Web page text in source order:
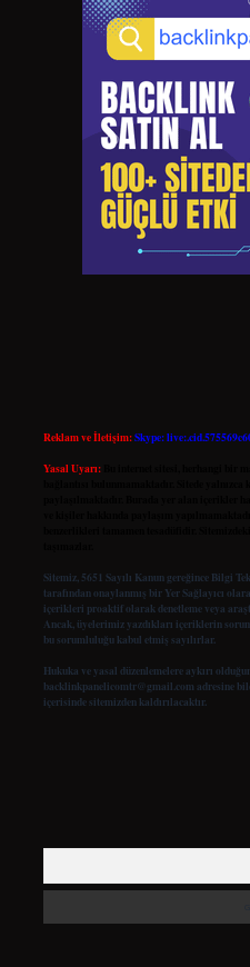
Reklam ve İletişim:Skype:
Yasal Uyarı:
Sitemiz, 5651 Sayılı Kanun gereğince Bilgi
tarafından onaylanmış bir Yer Sağlayıcı
içerikleri proaktif olarak denetleme veya
Ancak, üyelerimiz yazdıkları içeriklerin
bu sorumluluğu kabul etmiş sayılırlar.
Hukuka ve yasal düzenlemelere aykırı
backlinkpanelicomtr@gmail.com adresine
içerisinde sitemizden kaldırılacaktır.